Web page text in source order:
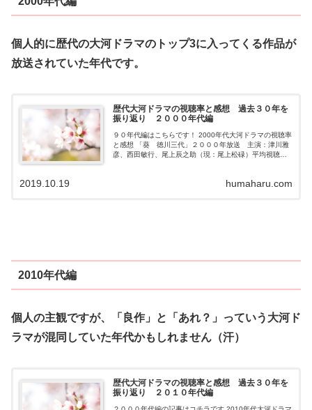
個人的に歴代の大河ドラマのトップ3に入ってくる作品が
放送されていた年代です。
歴代大河ドラマの視聴率と感想 過去３０年を
振り返り ２０００年代編
９０年代編はこちらです！ 2000年代大河ドラマの視聴率
と感想 「葵 徳川三代」２０００年放送 主演：津川雅
彦、西田敏行、尾上辰之助（現：尾上松碌）平均視聴率
humaharu.com
2019.10.19
2010年代編
個人の主観ですが、「良作」と「あれ？」っていう大河ド
ラマが混同していた年代かもしれません（汗）
歴代大河ドラマの視聴率と感想 過去３０年を
振り返り ２０１０年代編